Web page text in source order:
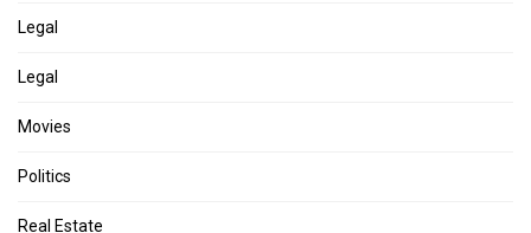
Legal
Legal
Movies
Politics
Real Estate